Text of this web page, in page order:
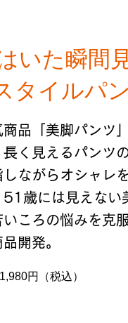
いた瞬間
タイルパ
品「美脚パンツ
く見えるパンツ
ながらオシャレ
51歳には見えな
ころの悩みを克
開発。
円（税込）